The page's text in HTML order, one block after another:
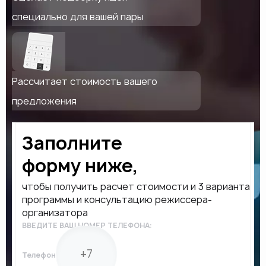
специально для вашей пары
Рассчитает стоимость вашего
предложения
Заполните
форму ниже,
чтобы получить расчет стоимости и 3 варианта
программы и консультацию режиссера-
организатора
ВВЕДИТЕ ВАШ НОМЕР ТЕЛЕФОНА:
Телефон